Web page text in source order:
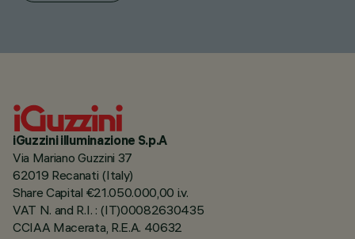
iGuzzini illuminazione S.p.A
Via Mariano Guzzini 37
62019 Recanati (Italy)
Share Capital €21.050.000,00 i.v.
VAT N. and R.I. : (IT)00082630435
CCIAA Macerata, R.E.A. 40632